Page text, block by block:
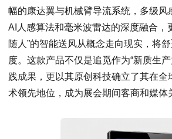
幅的康达翼与机械臂导流系统，多级风
AI人感算法和毫米波雷达的深度融合，
随人”的智能送风从概念走向现实，将
度。这款产品不仅是追觅作为“新质生
践成果，更以其原创科技确立了其在全
术领先地位，成为展会期间客商和媒体